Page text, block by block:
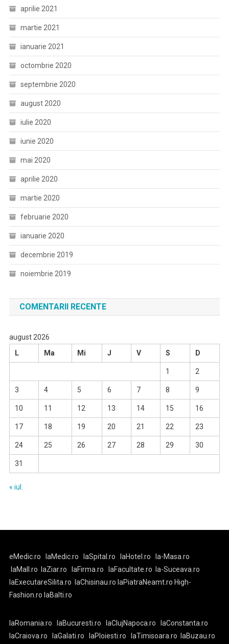
aprilie 2021
martie 2021
ianuarie 2021
octombrie 2020
septembrie 2020
august 2020
iulie 2020
iunie 2020
mai 2020
aprilie 2020
martie 2020
februarie 2020
ianuarie 2020
decembrie 2019
noiembrie 2019
COMENTARII RECENTE
august 2026
L
Ma Mi J V S D
1 2
3 4 5 6 7 8 9
10 11 12 13 14 15 16
17 18 19 20 21 22 23
24 25 26 27 28 29 30
31
« iul.
eMedic.ro laMedic.ro laSpital.ro laHotel.ro
la-Masa.ro
laMall.ro
laZiar.ro laFirma.ro laFacultate.ro
la-Suceava.ro
laExecutareSilita.ro
laChisinau.ro laPiatraNeamt.ro High-
Fashion.ro laBalti.ro
laRomania.ro laBucuresti.ro laClujNapoca.ro
laConstanta.ro
laCraiova.ro
laGalati.ro laPloiesti.ro laTimisoara.ro laBuzau.ro